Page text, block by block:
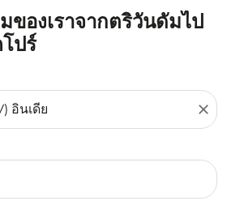
ของเราจากตริวันดัมไป
ปร์
close